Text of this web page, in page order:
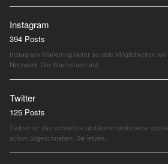
Instagram
394 Posts
Instagram Marketing bietet so viele Möglichkeiten
Netzwerk. Der Wachstum und…
Twitter
125 Posts
Twitter ist das schnellste und kommunikativste
schon abgeschrieben. Die letzen…